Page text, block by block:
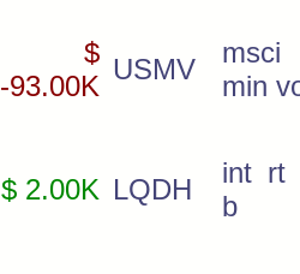
$
-93.00K
USMV
min
$ 2.00K LQDH
int rt
b